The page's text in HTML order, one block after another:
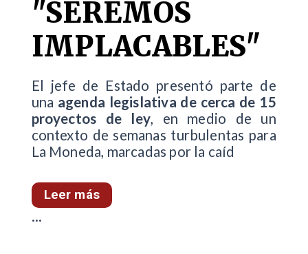
"SEREMOS
IMPLACABLES"
El jefe de Estado presentó parte de
una agenda legislativa de cerca de 15
proyectos de ley, en medio de un
contexto de semanas turbulentas para
La Moneda, marcadas por la caíd
Leer más
...